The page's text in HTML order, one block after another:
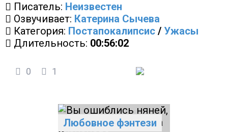
Писатель: Неизвестен
Озвучивает: Катерина Сычева
Категория: Постапокалипсис / Ужасы
Длительность: 00:56:02
0 1
Любовное фэнтези